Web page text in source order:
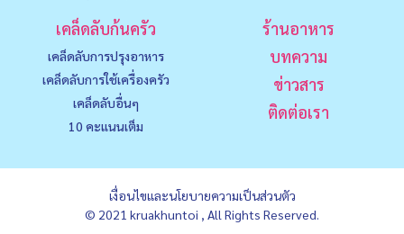
เคล็ดลับก้นครัว
เคล็ดลับการปรุงอาหาร
เคล็ดลับการใช้เครื่องครัว
เคล็ดลับอื่นๆ
10 คะแนนเต็ม
ร้านอาหาร
บทความ
ข่าวสาร
ติดต่อเรา
เงื่อนไขและนโยบายความเป็นส่วนตัว
© 2021 kruakhuntoi , All Rights Reserved.